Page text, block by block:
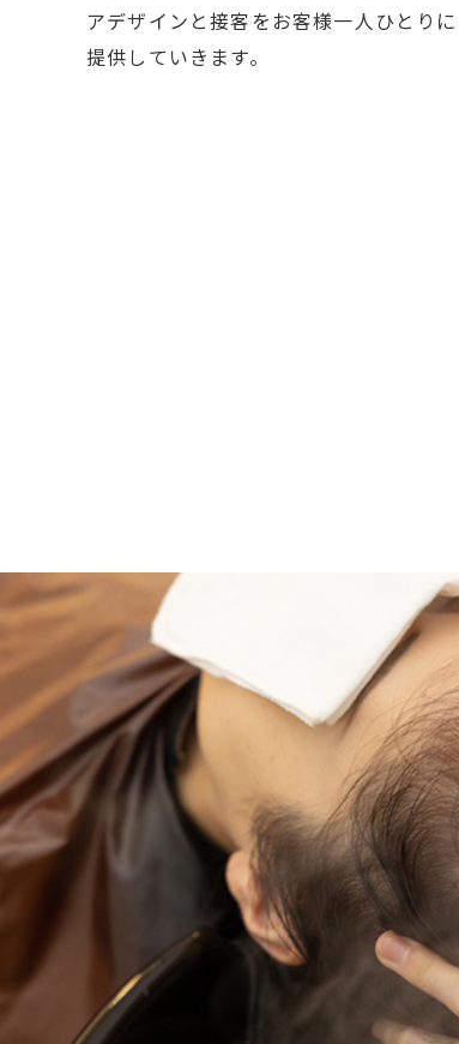
アデザインと接客をお客様一人ひとりに
提供していきます。